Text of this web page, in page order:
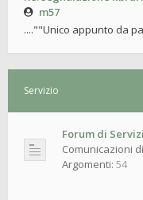
m57
....""Unico appunto da
Servizio
Forum di
Comunicazioni
Argomenti: 54